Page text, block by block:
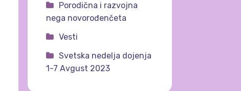
Porodična i razvojna
nega novorođenčeta
Vesti
Svetska nedelja dojenja
1-7 Avgust 2023